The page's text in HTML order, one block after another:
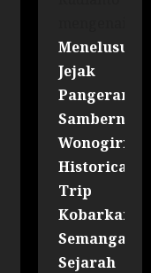
Menelusuri
Jejak
Pangeran
Wonogiri
Historical
Trip
Kobarkan
Semangat
Sejarah